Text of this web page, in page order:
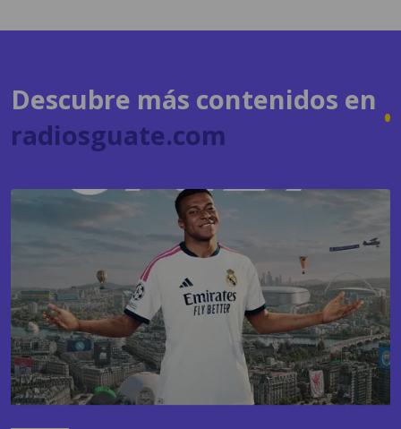
Descubre más contenidos en
radiosguate.com